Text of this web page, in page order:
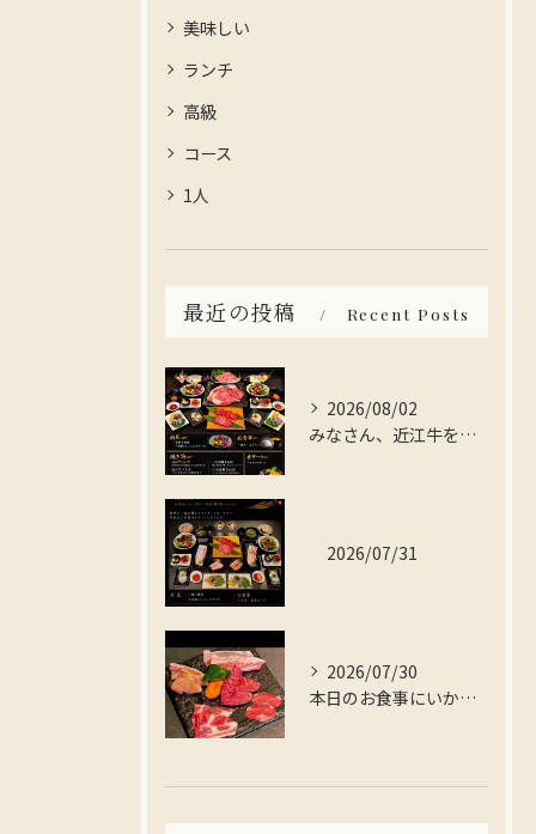
美味しい
ランチ
高級
コース
1人
最近の投稿 Recent Posts
2026/08/02
みなさん、近江牛を存分に楽しんでみませんか？
2026/07/31
2026/07/30
本日のお食事にいかがですか？